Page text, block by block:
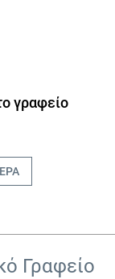
γραφείο
Γραφείο